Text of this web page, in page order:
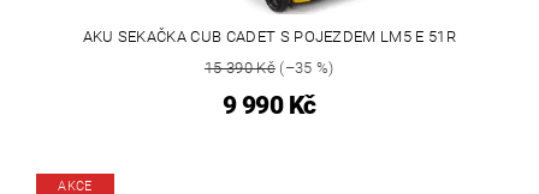
AKU SEKAČKA CUB CADET S POJEZDEM LM5 E 51R
15 390 Kč(–35 %)
9 990 Kč
AKCE